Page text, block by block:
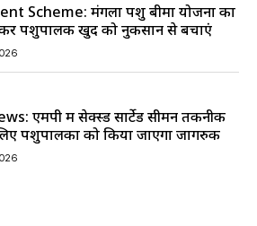
Scheme: मंगला पशु बीमा योजना का
पशुपालक खुद को नुकसान से बचाएं
एमपी में सेक्स्ड सार्टेड सीमन तकनीक
पशुपालकों को किया जाएगा जागरुक